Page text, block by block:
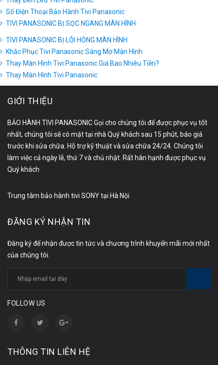
Số Điện Thoại Bảo Hành Tivi Panasonic
TIVI PANASONIC BỊ SỌC NGANG MÀN HÌNH
TIVI PANASONIC BỊ LỖI HỎNG MÀN HÌNH
Khắc Phục Tivi Panasonic Sáng Mờ Màn Hình
Thay Màn Hình Tivi Panasonic Giá Bao Nhiêu Tiền?
Thay Màn Hình Tivi Panasonic
GIỚI THIỆU
BẢO HÀNH TIVI PANASONIC Gọi cho chúng tôi để được phục vụ tốt
nhất, chúng tôi sẽ có mặt tại nhà Quý khách sau 15 phút, báo giá
trước khi sửa chữa. Hỗ trợ kỹ thuật và sửa chữa 24/24. Chúng tôi
làm việc cả ngày lễ, thứ 7 và chủ nhật. Rất hân hạnh được phục vụ
Quý khách
Trung tâm bảo hành tivi SONY tại Hà Nội
ĐĂNG KÝ NHẬN TIN
Đăng ký để nhận được tin tức và chương trình khuyến mãi mới nhất
của chúng tôi.
FOLLOW US
THÔNG TIN LIÊN HỆ